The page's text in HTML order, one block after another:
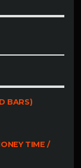
BARS)
TIME /